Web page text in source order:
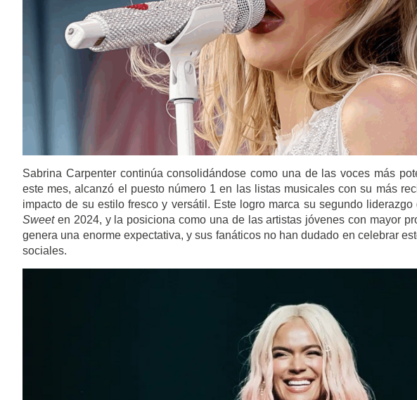
Sabrina Carpenter continúa consolidándose como una de las voces más
este mes, alcanzó el puesto número 1 en las listas musicales con su más
impacto de su estilo fresco y versátil. Este logro marca su segundo
Sweeten 2024, y la posiciona como una de las artistas jóvenes con mayor
genera una enorme expectativa, y sus fanáticos no han dudado en celebrar
sociales.